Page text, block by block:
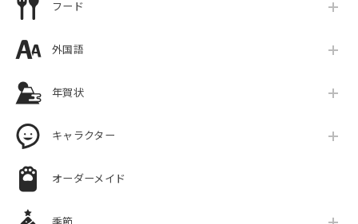
フード
外国語
年賀状
キャラクター
オーダーメイド